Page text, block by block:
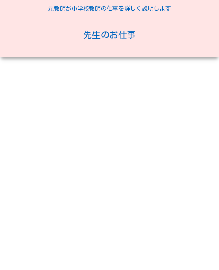
元教師が小学校教師の仕事を詳しく説明します
先生のお仕事